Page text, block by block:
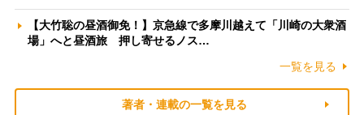
【大竹聡の昼酒御免！】京急線で多摩川越えて「川崎の大衆酒
場」へと昼酒旅 押し寄せるノス…
一覧を見る
著者・連載の一覧を見る